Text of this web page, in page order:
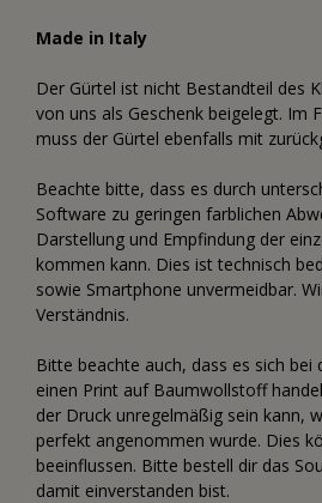
Made in Italy
Der Gürtel ist nicht Bestandteil des
von uns als Geschenk beigelegt. Im
muss der Gürtel ebenfalls mit
Beachte bitte, dass es durch
Software zu geringen farblichen
Darstellung und Empfindung der
kommen kann. Dies ist technisch
sowie Smartphone unvermeidbar.
Verständnis.
Bitte beachte auch, dass es sich bei
einen Print auf Baumwollstoff
der Druck unregelmäßig sein kann,
perfekt angenommen wurde. Dies
beeinflussen. Bitte bestell dir das
damit einverstanden bist.